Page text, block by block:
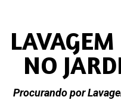
LAVAGEM
NO
Procurando por